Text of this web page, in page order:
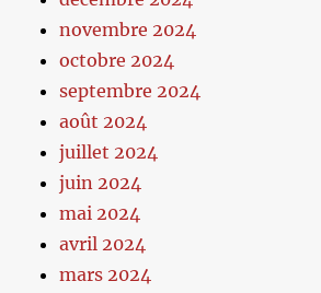
novembre 2024
octobre 2024
septembre 2024
août 2024
juillet 2024
juin 2024
mai 2024
avril 2024
mars 2024